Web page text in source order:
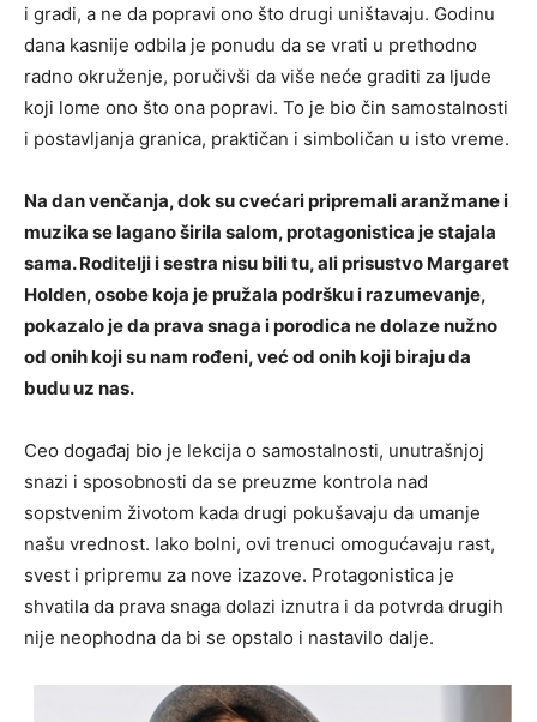
i gradi, a ne da popravi ono što drugi uništavaju. Godinu
dana kasnije odbila je ponudu da se vrati u prethodno
radno okruženje, poručivši da više neće graditi za ljude
koji lome ono što ona popravi. To je bio čin samostalnosti
i postavljanja granica, praktičan i simboličan u isto vreme.
Na dan venčanja, dok su cvećari pripremali aranžmane i
muzika se lagano širila salom, protagonistica je stajala
sama. Roditelji i sestra nisu bili tu, ali prisustvo Margaret
Holden, osobe koja je pružala podršku i razumevanje,
pokazalo je da prava snaga i porodica ne dolaze nužno
od onih koji su nam rođeni, već od onih koji biraju da
budu uz nas.
Ceo događaj bio je lekcija o samostalnosti, unutrašnjoj
snazi i sposobnosti da se preuzme kontrola nad
sopstvenim životom kada drugi pokušavaju da umanje
našu vrednost. Iako bolni, ovi trenuci omogućavaju rast,
svest i pripremu za nove izazove. Protagonistica je
shvatila da prava snaga dolazi iznutra i da potvrda drugih
nije neophodna da bi se opstalo i nastavilo dalje.